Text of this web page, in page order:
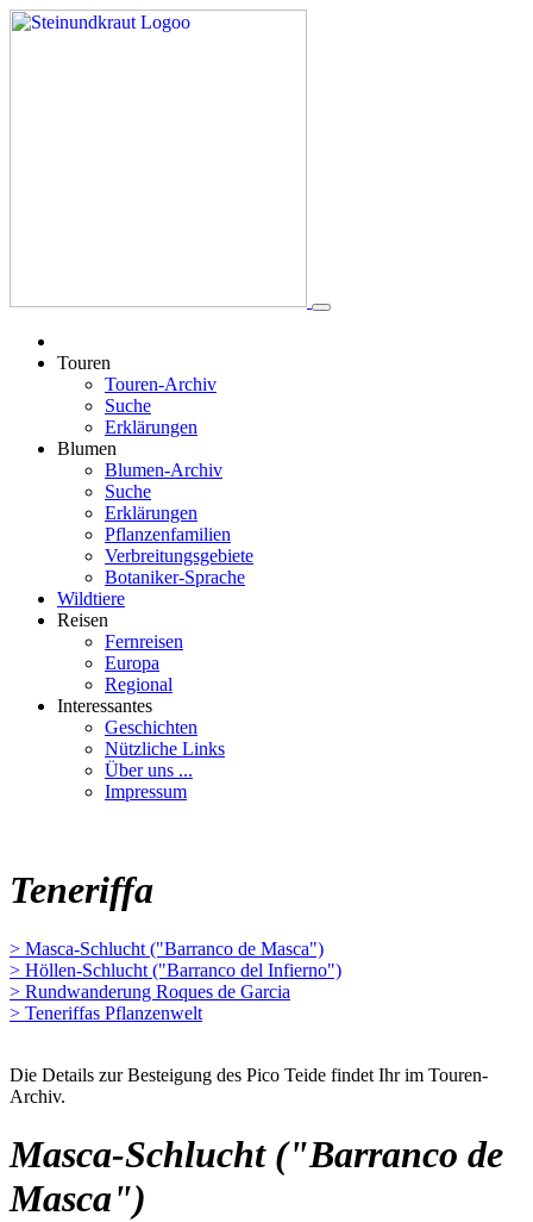
Touren
Touren-Archiv
Suche
Erklärungen
Blumen
Blumen-Archiv
Suche
Erklärungen
Pflanzenfamilien
Verbreitungsgebiete
Botaniker-Sprache
Wildtiere
Reisen
Fernreisen
Europa
Regional
Interessantes
Geschichten
Nützliche Links
Über uns ...
Impressum
Teneriffa
> Masca-Schlucht ("Barranco de Masca")
> Höllen-Schlucht ("Barranco del Infierno")
> Rundwanderung Roques de Garcia
> Teneriffas Pflanzenwelt
Die Details zur Besteigung des Pico Teide findet Ihr im Touren-
Archiv.
Masca-Schlucht ("Barranco de
Masca")